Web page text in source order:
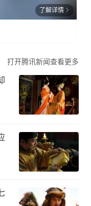
了解详情
打开腾讯新闻查看更多